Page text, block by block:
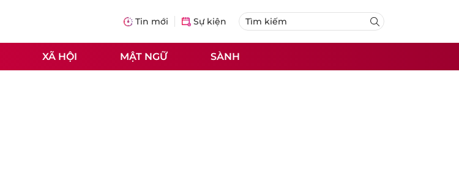
Tin mới Sự kiện
XÃ HỘI MẬT NGỮ SÀNH